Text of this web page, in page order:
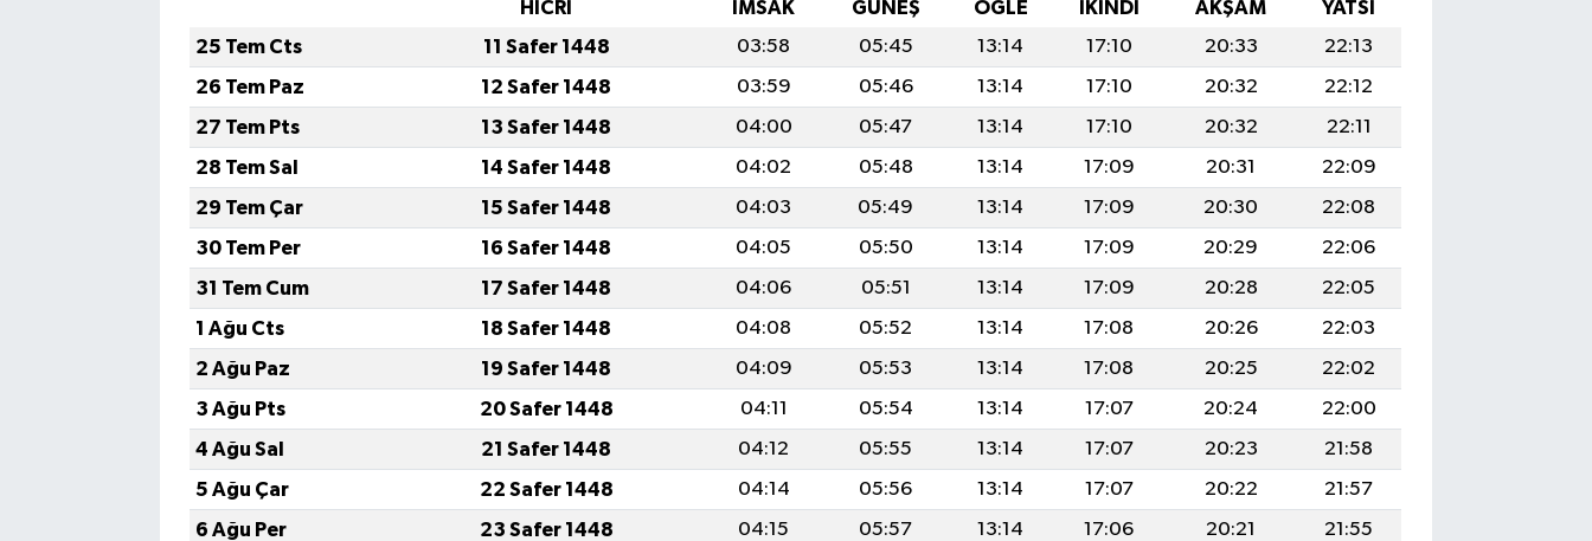
HİCRİ İMSAK GÜNEŞ ÖĞLE İKINDI AKŞAM
YATSI
25 Tem Cts
11 Safer 1448 03:58 05:45 13:14 17:10 20:33
22:13
26 Tem Paz
12 Safer 1448 03:59 05:46 13:14 17:10 20:32
22:12
27 Tem Pts
13 Safer 1448 04:00 05:47 13:14 17:10 20:32
22:11
28 Tem Sal
14 Safer 1448 04:02 05:48 13:14 17:09 20:31
22:09
29 Tem Çar
15 Safer 1448 04:03 05:49 13:14 17:09 20:30
22:08
30 Tem Per
16 Safer 1448 04:05 05:50 13:14 17:09 20:29
22:06
31 Tem Cum
17 Safer 1448 04:06 05:51 13:14 17:09 20:28
22:05
1 Ağu Cts
18 Safer 1448 04:08 05:52 13:14 17:08 20:26
22:03
2 Ağu Paz
19 Safer 1448 04:09 05:53 13:14 17:08 20:25
22:02
3 Ağu Pts
20 Safer 1448 04:11 05:54 13:14 17:07 20:24
22:00
4 Ağu Sal
21 Safer 1448 04:12 05:55 13:14 17:07 20:23
21:58
5 Ağu Çar
22 Safer 1448 04:14 05:56 13:14 17:07 20:22
21:57
6 Ağu Per
23 Safer 1448 04:15 05:57 13:14 17:06 20:21
21:55